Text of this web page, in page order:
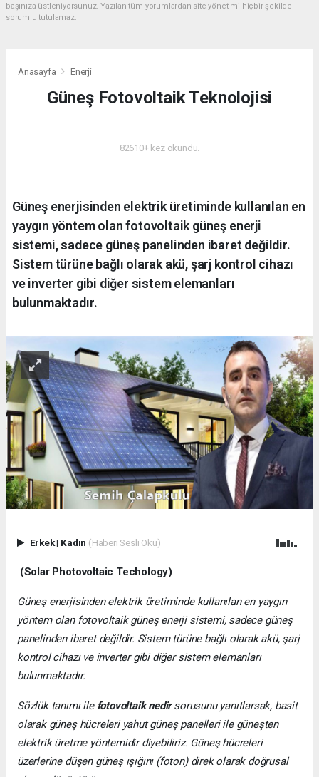
başınıza üstleniyorsunuz. Yazılan tüm yorumlardan site yönetimi hiçbir şekilde
sorumlu tutulamaz.
Anasayfa Enerji
Güneş Fotovoltaik Teknolojisi
82610+ kez okundu.
Güneş enerjisinden elektrik üretiminde kullanılan en
yaygın yöntem olan fotovoltaik güneş enerji
sistemi, sadece güneş panelinden ibaret değildir.
Sistem türüne bağlı olarak akü, şarj kontrol cihazı
ve inverter gibi diğer sistem elemanları
bulunmaktadır.
Erkek| Kadın (Haberi Sesli Oku)
(Solar Photovoltaic Techology)
Güneş enerjisinden elektrik üretiminde kullanılan en yaygın
yöntem olan fotovoltaik güneş enerji sistemi, sadece güneş
panelinden ibaret değildir. Sistem türüne bağlı olarak akü, şarj
kontrol cihazı ve inverter gibi diğer sistem elemanları
bulunmaktadır.
Sözlük tanımı ile fotovoltaik nedirsorusunu yanıtlarsak, basit
olarak güneş hücreleri yahut güneş panelleri ile güneşten
elektrik üretme yöntemidir diyebiliriz. Güneş hücreleri
üzerlerine düşen güneş ışığını (foton) direk olarak doğrusal